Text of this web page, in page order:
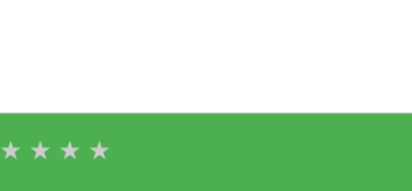
★
★
★
★